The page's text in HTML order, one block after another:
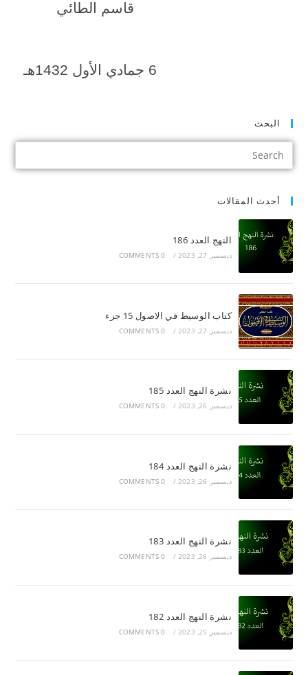
قاسم الطائي
6 جمادي الأول 1432هـ
البحث
أحدث المقالات
النهج العدد 186
ديسمبر 27, 2023 /
0 COMMENTS
كتاب الوسيط في الاصول 15 جزء
ديسمبر 27, 2023 /
0 COMMENTS
نشرة النهج العدد 185
ديسمبر 26, 2023 /
0 COMMENTS
نشرة النهج العدد 184
ديسمبر 26, 2023 /
0 COMMENTS
نشرة النهج العدد 183
ديسمبر 26, 2023 /
0 COMMENTS
نشرة النهج العدد 182
ديسمبر 25, 2023 /
0 COMMENTS